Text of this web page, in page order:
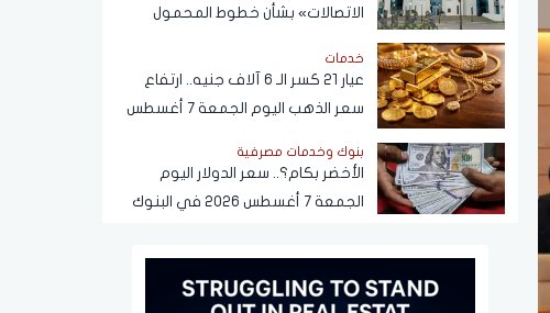
الاتصالات» بشأن خطوط المحمول
خدمات
عيار 21 كسر الـ 6 آلاف جنيه.. ارتفاع
سعر الذهب اليوم الجمعة 7 أغسطس
بنوك وخدمات مصرفية
الأخضر بكام؟.. سعر الدولار اليوم
الجمعة 7 أغسطس 2026 في البنوك